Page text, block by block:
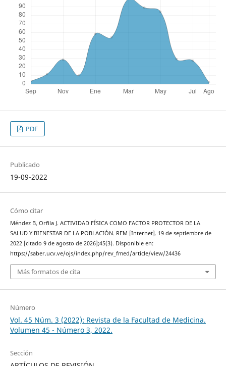
PDF
Publicado
19-09-2022
Cómo citar
Méndez B, Orfila J. ACTIVIDAD FÍSICA COMO FACTOR PROTECTOR DE LA
SALUD Y BIENESTAR DE LA POBLACIÓN. RFM [Internet]. 19 de septiembre de
2022 [citado 9 de agosto de 2026];45(3). Disponible en:
https://saber.ucv.ve/ojs/index.php/rev_fmed/article/view/24436
Más formatos de cita
Número
Vol. 45 Núm. 3 (2022): Revista de la Facultad de Medicina.
Volumen 45 - Número 3, 2022.
Sección